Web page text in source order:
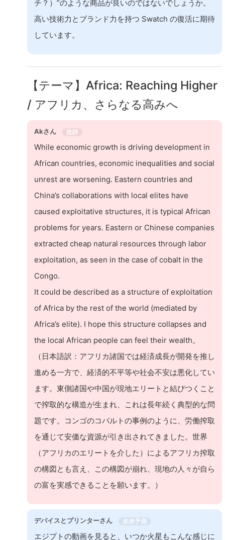
チ？）”のような商品が良いのではないでしょうか。
高い技術力とブランド力を持つ Swatch の復活に期待
しています。
【テーマ】Africa: Reaching Higher
/ アフリカ、さらなる高みへ
Akさん 批評
While economic growth is driving development in
African countries, economic inequalities and social
unrest are worsening. Eastern countries and
China’s collaborations with local elites have
caused exploitative structures, it is typical African
problems for years. Eastern or Chinese companies
extracted cheap natural resources through labor
exploitation, as seen in the case of cobalt in the
Congo.
It could be described as a structure of exploitation
of Africa by the rest of the world (mediated by
Africa’s elite). I hope this structure collapses and
the local African people can feel their wealth。
（日本語訳：アフリカ諸国では経済成長が開発を推し
進める一方で、経済的不平等や社会不安は悪化してい
ます。東側諸国や中国が現地エリートと結びつくこと
で搾取的な構造が生まれ、これは長年続く典型的な問
題です。コンゴのコバルトの事例のように、労働搾取
を通じて安価な資源が引き出されてきました。世界
（アフリカのエリートを介した）によるアフリカ搾取
の構図とも言え、この構図が崩れ、現地の人々が自ら
の富を実感できることを願います。）
デバイスとプリンターさん 未来予測
エジプトの動画を見ると、いつか火星もこんな感じに